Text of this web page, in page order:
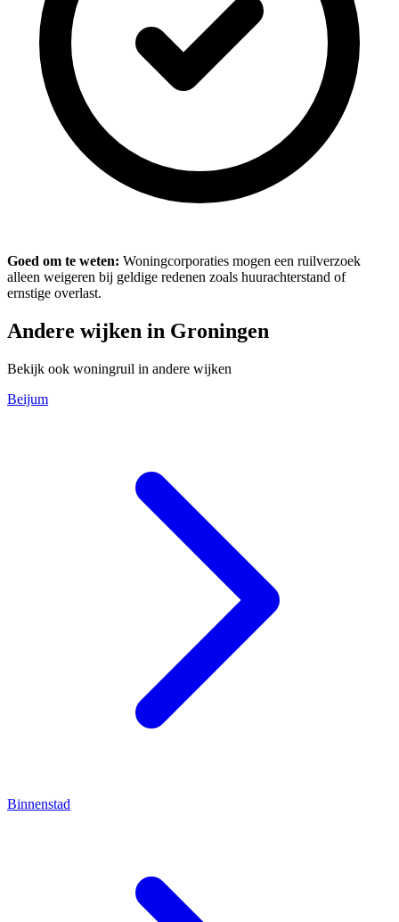
Goed om te weten: Woningcorporaties mogen een ruilverzoek
alleen weigeren bij geldige redenen zoals huurachterstand of
ernstige overlast.
Andere wijken in Groningen
Bekijk ook woningruil in andere wijken
Beijum
Binnenstad